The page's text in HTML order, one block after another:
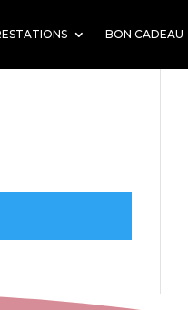
BON CADEAU